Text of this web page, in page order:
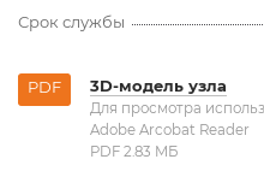
Срок службы
PDF 3D-модель узла
Для просмотра
Adobe Arcobat Reader
PDF 2.83 MБ